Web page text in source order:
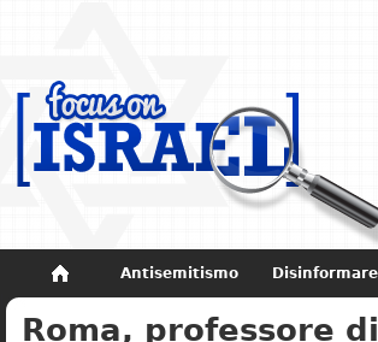
Antisemitismo Disinformare
Non dimenticare Storia di Israele
Roma, professore